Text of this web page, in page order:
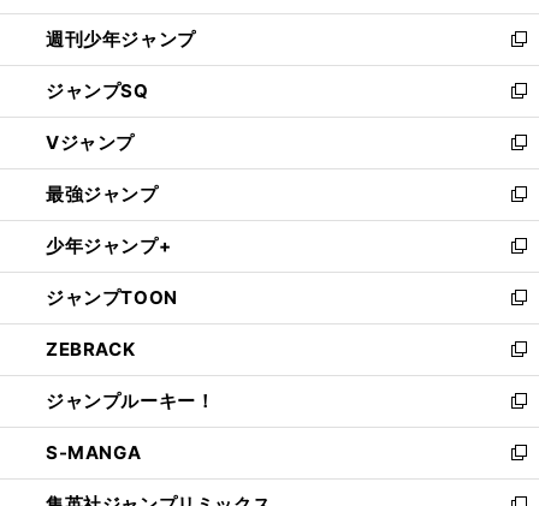
開
く
週刊少年ジャンプ
新
し
い
ウ
ィ
ン
ド
ウ
で
開
く
ジャンプSQ
新
し
い
ウ
ィ
ン
ド
ウ
で
開
く
Vジャンプ
新
し
い
ウ
ィ
ン
ド
ウ
で
開
く
最強ジャンプ
新
し
い
ウ
ィ
ン
ド
ウ
で
開
く
少年ジャンプ+
新
し
い
ウ
ィ
ン
ド
ウ
で
開
ジャンプTOON
新
し
い
ウ
ィ
ン
ド
ウ
ZEBRACK
新
し
い
ウ
ィ
ン
ジャンプルーキー！
新
し
い
ウ
S-MANGA
新
し